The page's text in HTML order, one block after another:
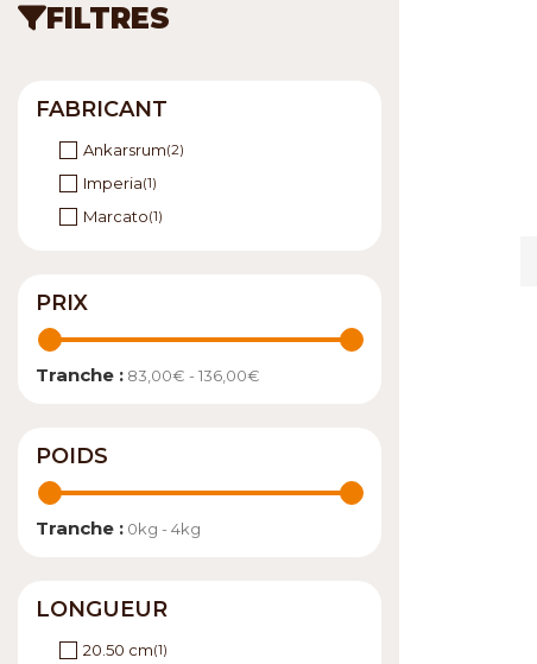
FILTRES
FABRICANT
Ankarsrum(2)
Imperia(1)
Marcato(1)
PRIX
Tranche : 83,00€ - 136,00€
POIDS
Tranche : 0kg - 4kg
LONGUEUR
20.50 cm(1)